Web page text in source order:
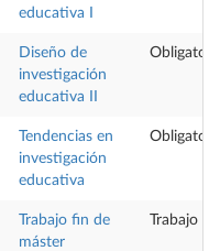
educativa I
Diseño de
investigación
educativa II
Tendencias en
investigación
educativa
Trabajo fin de
máster
Trabajo